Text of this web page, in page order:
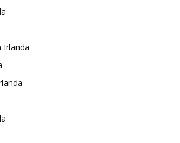
Irlanda